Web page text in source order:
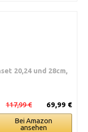
20,24 und 28cm,
69,99 €
117,99 €
Bei Amazon
ansehen